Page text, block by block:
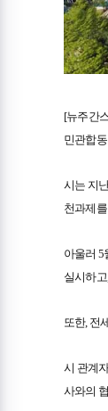
[뉴주간
민관합
시는 지
천과제
아울러 5
실시하
또한, 전
시 관계
사와의